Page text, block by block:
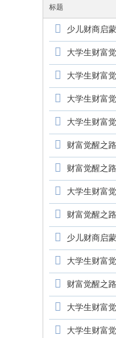
标题
少儿财商启
大学生财富
大学生财富
大学生财富
大学生财富
财富觉醒之
财富觉醒之
大学生财富
财富觉醒之
少儿财商启
大学生财富
财富觉醒之
大学生财富
大学生财富